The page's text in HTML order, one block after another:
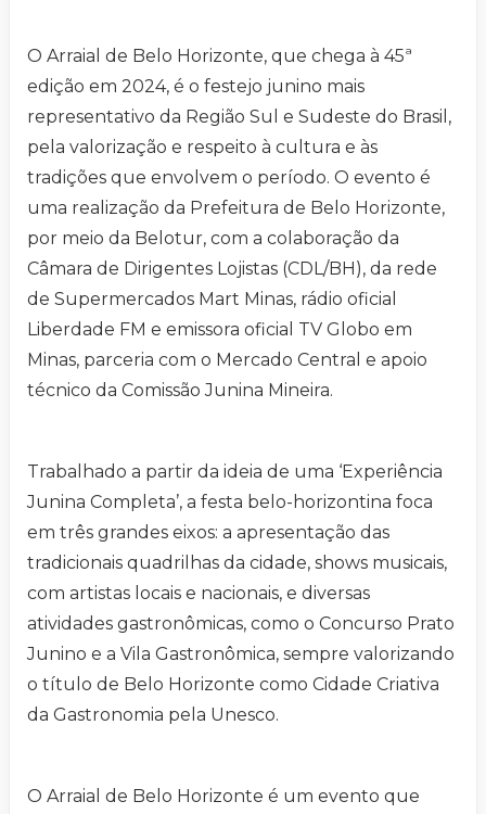
O Arraial de Belo Horizonte, que chega à 45ª
edição em 2024, é o festejo junino mais
representativo da Região Sul e Sudeste do Brasil,
pela valorização e respeito à cultura e às
tradições que envolvem o período. O evento é
uma realização da Prefeitura de Belo Horizonte,
por meio da Belotur, com a colaboração da
Câmara de Dirigentes Lojistas (CDL/BH), da rede
de Supermercados Mart Minas, rádio oficial
Liberdade FM e emissora oficial TV Globo em
Minas, parceria com o Mercado Central e apoio
técnico da Comissão Junina Mineira.
Trabalhado a partir da ideia de uma ‘Experiência
Junina Completa’, a festa belo-horizontina foca
em três grandes eixos: a apresentação das
tradicionais quadrilhas da cidade, shows musicais,
com artistas locais e nacionais, e diversas
atividades gastronômicas, como o Concurso Prato
Junino e a Vila Gastronômica, sempre valorizando
o título de Belo Horizonte como Cidade Criativa
da Gastronomia pela Unesco.
O Arraial de Belo Horizonte é um evento que